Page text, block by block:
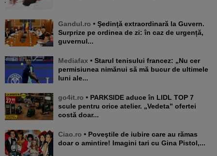
Gandul.ro • Şedinţă extraordinară la Guvern.
Surprize pe ordinea de zi: în caz de urgență,
guvernul...
Mediafax • Starul tenisului francez: „Nu cer
permisiunea nimănui să mă bucur de ultimele
luni ale...
go4it.ro • PARKSIDE aduce în LIDL TOP 7
scule pentru orice atelier. „Vedeta” ofertei
costă doar...
Ciao.ro • Poveştile de iubire care au rămas
doar o amintire! Imagini tari cu Gina Pistol,...